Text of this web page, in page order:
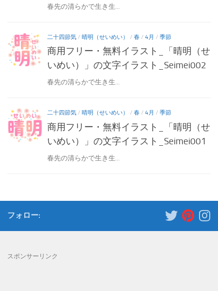
春先の清らかで生き生...
二十四節気 / 晴明（せいめい） / 春 / 4月 / 季節
商用フリー・無料イラスト_「晴明（せ
いめい）」の文字イラスト_Seimei002
春先の清らかで生き生...
二十四節気 / 晴明（せいめい） / 春 / 4月 / 季節
商用フリー・無料イラスト_「晴明（せ
いめい）」の文字イラスト_Seimei001
春先の清らかで生き生...
フォロー:
スポンサーリンク